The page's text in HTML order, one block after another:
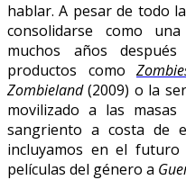
hablar. A pesar de todo
consolidarse como
muchos años después
productos como
Zombieland(2009) o la
movilizado a las
sangriento a costa de
incluyamos en el
películas del género a